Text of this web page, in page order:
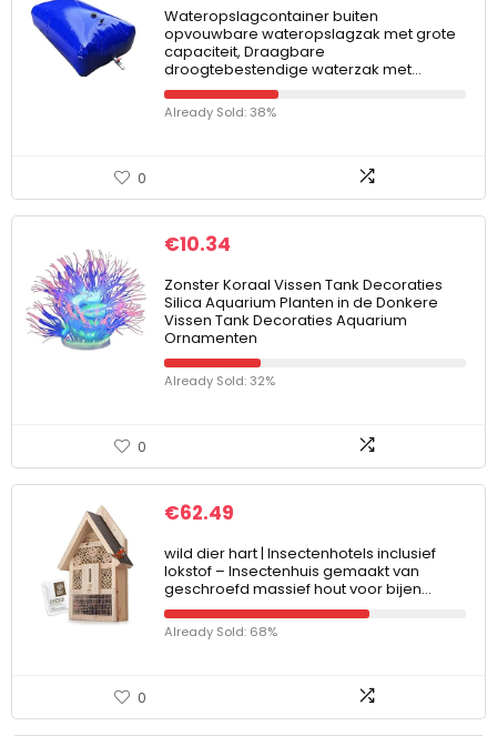
Wateropslagcontainer buiten
opvouwbare wateropslagzak met grote
capaciteit, Draagbare
droogtebestendige waterzak met…
Already Sold: 38%
0
€10.34
Zonster Koraal Vissen Tank Decoraties
Silica Aquarium Planten in de Donkere
Vissen Tank Decoraties Aquarium
Ornamenten
Already Sold: 32%
0
€62.49
wild dier hart | Insectenhotels inclusief
lokstof – Insectenhuis gemaakt van
geschroefd massief hout voor bijen…
Already Sold: 68%
0